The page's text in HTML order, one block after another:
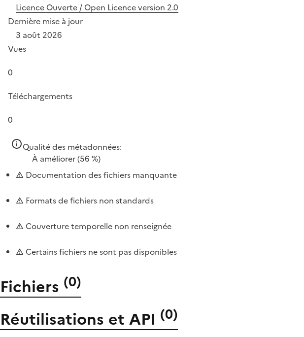
Licence Ouverte / Open Licence version 2.0
Dernière mise à jour
3 août 2026
Vues
0
Téléchargements
0
Qualité des métadonnées:
À améliorer(56 %)
Documentation des fichiers manquante
Formats de fichiers non standards
Couverture temporelle non renseignée
Certains fichiers ne sont pas disponibles
Fichiers (0)
Réutilisations et API (0)